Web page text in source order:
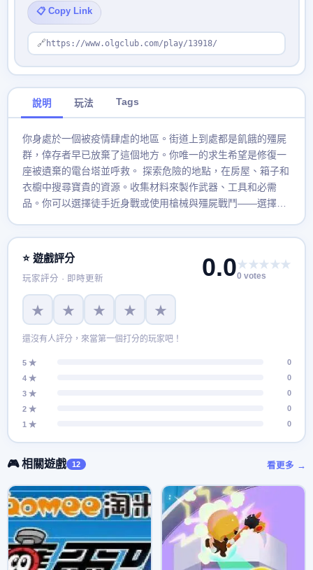
📋 Copy Link
🔗 https://www.olgclub.com/play/13918/
說明 玩法 Tags
你身處於一個被疫情肆虐的地區。街道上到處都是飢餓的殭屍
群，倖存者早已放棄了這個地方。你唯一的求生希望是修復一
座被遺棄的電台塔並呼救。 探索危險的地點，在房屋、箱子和
衣櫥中搜尋寶貴的資源。收集材料來製作武器、工具和必需
品。你可以選擇徒手近身戰或使用槍械與殭屍戰鬥——選擇權
⭐ 遊戲評分
玩家評分 · 即時更新 0.0★★★★★
0 votes
★ ★ ★ ★ ★
還沒有人評分，來當第一個打分的玩家吧！
5 ★
0
4 ★
0
3 ★
0
2 ★
0
1 ★
0
🎮 相關遊戲 12 看更多 →